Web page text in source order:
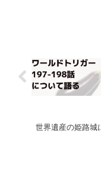
世界遺産の姫路城